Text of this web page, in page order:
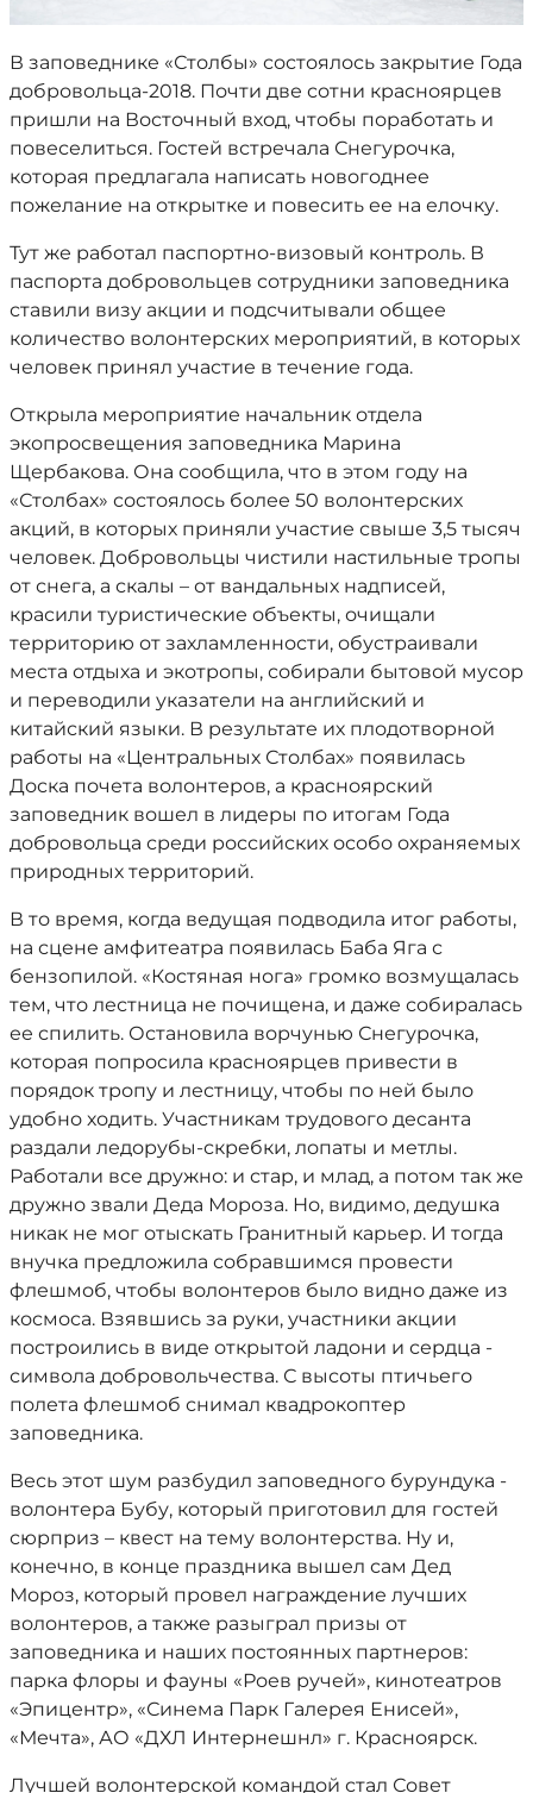
В заповеднике «Столбы» состоялось закрытие Года
добровольца-2018. Почти две сотни красноярцев
пришли на Восточный вход, чтобы поработать и
повеселиться. Гостей встречала Снегурочка,
которая предлагала написать новогоднее
пожелание на открытке и повесить ее на елочку.
Тут же работал паспортно-визовый контроль. В
паспорта добровольцев сотрудники заповедника
ставили визу акции и подсчитывали общее
количество волонтерских мероприятий, в которых
человек принял участие в течение года.
Открыла мероприятие начальник отдела
экопросвещения заповедника Марина
Щербакова. Она сообщила, что в этом году на
«Столбах» состоялось более 50 волонтерских
акций, в которых приняли участие свыше 3,5 тысяч
человек. Добровольцы чистили настильные тропы
от снега, а скалы – от вандальных надписей,
красили туристические объекты, очищали
территорию от захламленности, обустраивали
места отдыха и экотропы, собирали бытовой мусор
и переводили указатели на английский и
китайский языки. В результате их плодотворной
работы на «Центральных Столбах» появилась
Доска почета волонтеров, а красноярский
заповедник вошел в лидеры по итогам Года
добровольца среди российских особо охраняемых
природных территорий.
В то время, когда ведущая подводила итог работы,
на сцене амфитеатра появилась Баба Яга с
бензопилой. «Костяная нога» громко возмущалась
тем, что лестница не почищена, и даже собиралась
ее спилить. Остановила ворчунью Снегурочка,
которая попросила красноярцев привести в
порядок тропу и лестницу, чтобы по ней было
удобно ходить. Участникам трудового десанта
раздали ледорубы-скребки, лопаты и метлы.
Работали все дружно: и стар, и млад, а потом так же
дружно звали Деда Мороза. Но, видимо, дедушка
никак не мог отыскать Гранитный карьер. И тогда
внучка предложила собравшимся провести
флешмоб, чтобы волонтеров было видно даже из
космоса. Взявшись за руки, участники акции
построились в виде открытой ладони и сердца -
символа добровольчества. С высоты птичьего
полета флешмоб снимал квадрокоптер
заповедника.
Весь этот шум разбудил заповедного бурундука -
волонтера Бубу, который приготовил для гостей
сюрприз – квест на тему волонтерства. Ну и,
конечно, в конце праздника вышел сам Дед
Мороз, который провел награждение лучших
волонтеров, а также разыграл призы от
заповедника и наших постоянных партнеров:
парка флоры и фауны «Роев ручей», кинотеатров
«Эпицентр», «Синема Парк Галерея Енисей»,
«Мечта», АО «ДХЛ Интернешнл» г. Красноярск.
Лучшей волонтерской командой стал Совет